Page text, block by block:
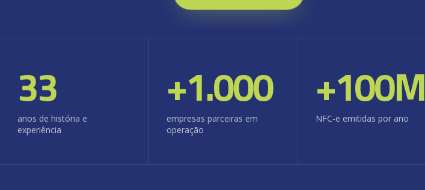
33
anos de história e
experiência
+1.000
empresas parceiras em
operação
+100M
NFC-e emitidas por ano